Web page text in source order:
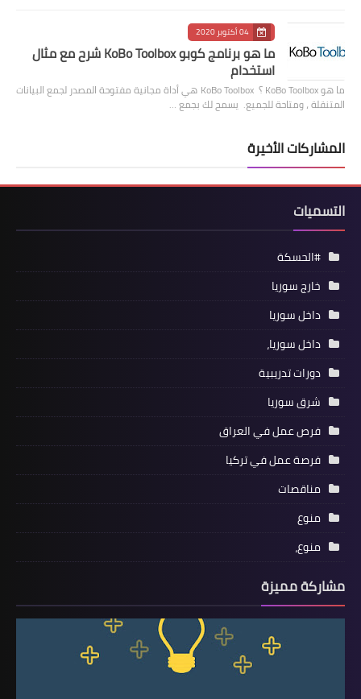
04 أكتوبر 2020
ما هو برنامج كوبو KoBo Toolbox شرح مع مثال
استخدام
ما هو KoBo Toolbox ؟ KoBo Toolbox هي أداة مجانية مفتوحة المصدر لجمع البيانات
المتنقلة ، ومتاحة للجميع. يسمح لك بجمع …
المشاركات الأخيرة
التسميات
#الحسكة
خارج سوريا
داخل سوريا
داخل سوريا،
دورات تدريبية
شرق سوريا
فرص عمل في العراق
فرصة عمل في تركيا
مناقصات
منوع
منوع،
مشاركة مميزة